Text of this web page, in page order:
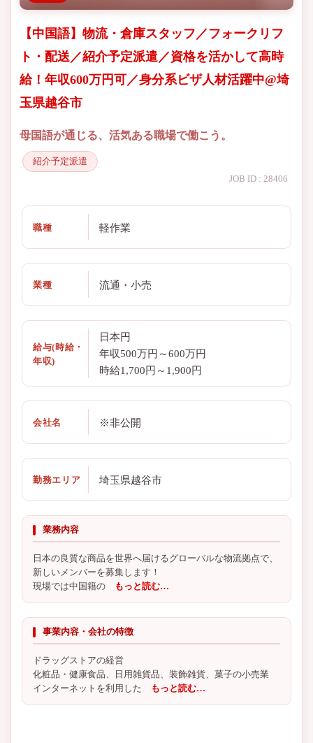
【中国語】物流・倉庫スタッフ／フォークリフ
ト・配送／紹介予定派遣／資格を活かして高時
給！年収600万円可／身分系ビザ人材活躍中@埼
玉県越谷市
母国語が通じる、活気ある職場で働こう。
紹介予定派遣
JOB ID : 28406
職種 軽作業
業種 流通・小売
給与(時給・
年収)
日本円
年収500万円～600万円
時給1,700円～1,900円
会社名 ※非公開
勤務エリア 埼玉県越谷市
業務内容
日本の良質な商品を世界へ届けるグローバルな物流拠点で、
新しいメンバーを募集します！
現場では中国籍の もっと読む…
事業内容・会社の特徴
ドラッグストアの経営
化粧品・健康食品、日用雑貨品、装飾雑貨、菓子の小売業
インターネットを利用した もっと読む…